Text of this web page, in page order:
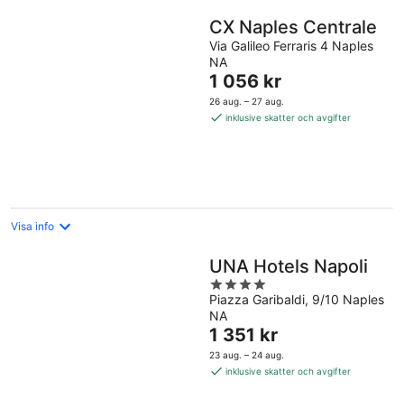
CX Naples Centrale
Via Galileo Ferraris 4 Naples
NA
Priset
är
1 056 kr
1 056 kr
26 aug. – 27 aug.
inklusive skatter och avgifter
Visa info
UNA Hotels Napoli
4
out
of
5
Piazza Garibaldi, 9/10 Naples
NA
Priset
är
1 351 kr
1 351 kr
23 aug. – 24 aug.
inklusive skatter och avgifter